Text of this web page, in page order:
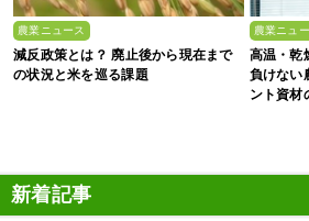
農業ニュース
減反政策とは？ 廃止後から現在まで
の状況と米を巡る課題
農業ニュ
高温・乾
負けない
ント資材
新着記事